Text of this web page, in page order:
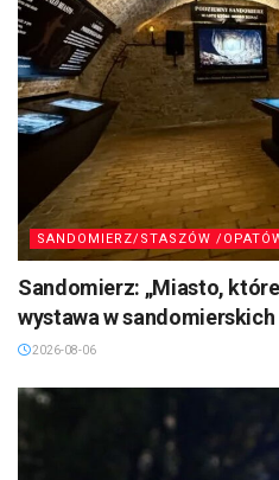
SANDOMIERZ/STASZÓW /
Sandomierz: „Miasto,
wystawa w
2026-08-06